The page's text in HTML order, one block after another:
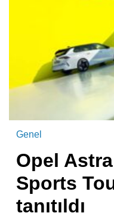
Genel
Opel
Sports
tanıtıldı